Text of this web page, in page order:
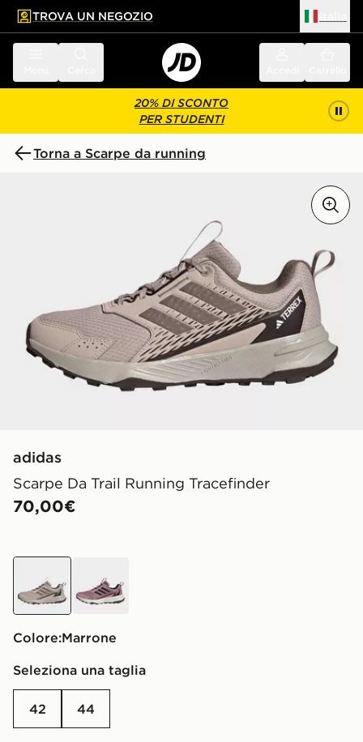
principale
a fondo pagina
TROVA UN NEGOZIO
20% DI SCONTO
PER STUDENTI
Torna a Scarpe da running
adidas
Scarpe Da Trail Running Tracefinder
70,00€
Colore:
Marrone
Seleziona una taglia
42 44